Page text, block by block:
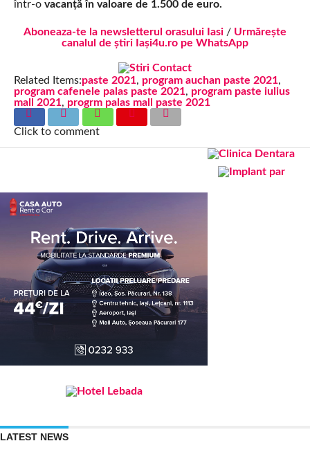
într-ovacanță în valoare de 1.500 de euro.
Aboneaza-te la newsletterul orasului Iasi/ Urmărește
canalul de știri Iași4u.ro pe WhatsApp
Related Items:paste 2021, program auchan paste 2021,
program cafenele palas paste 2021, program paste iulius
mall 2021, progrm palas mall paste 2021
Click to comment
LATEST NEWS